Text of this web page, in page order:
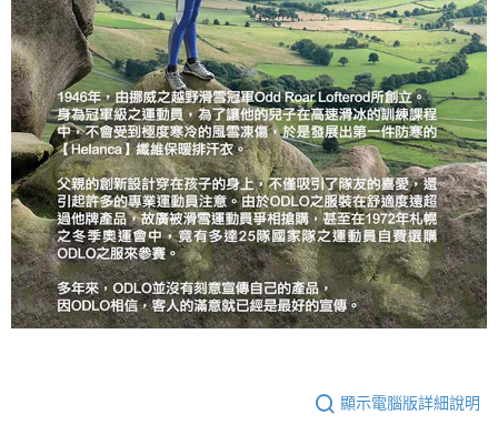
顯示電腦版詳細說明